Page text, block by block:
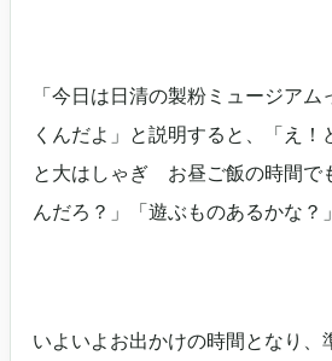
「今日は日清の製粉ミュージア
くんだよ」と説明すると、「え！
と大はしゃぎ お昼ご飯の時間で
んだろ？」「遊ぶものあるかな？
いよいよお出かけの時間となり、